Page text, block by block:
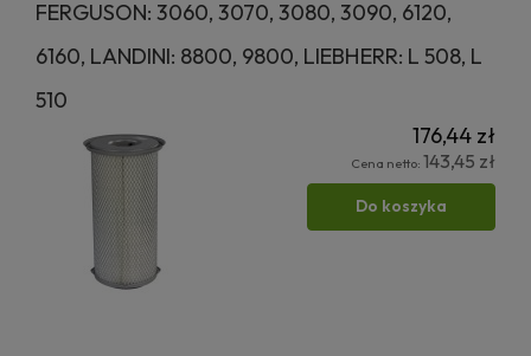
FERGUSON: 3060, 3070, 3080, 3090, 6120,
6160, LANDINI: 8800, 9800, LIEBHERR: L 508, L
510
176,44 zł
Cena netto: 143,45 zł
Do koszyka